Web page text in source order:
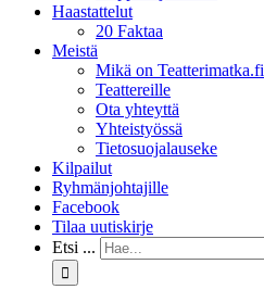
Haastattelut
20 Faktaa
Meistä
Mikä on Teatterimatka.fi
Teattereille
Ota yhteyttä
Yhteistyössä
Tietosuojalauseke
Kilpailut
Ryhmänjohtajille
Facebook
Tilaa uutiskirje
Etsi ...